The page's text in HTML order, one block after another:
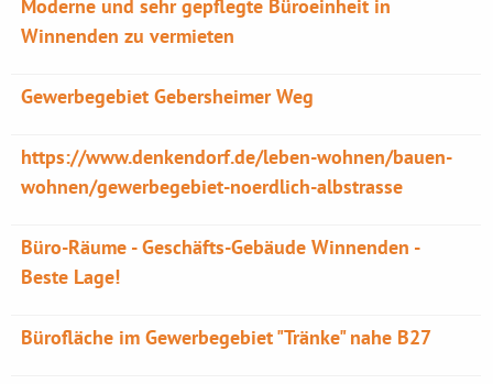
Moderne und sehr gepflegte Büroeinheit in
Winnenden zu vermieten
Gewerbegebiet Gebersheimer Weg
https://www.denkendorf.de/leben-wohnen/bauen-
wohnen/gewerbegebiet-noerdlich-albstrasse
Büro-Räume - Geschäfts-Gebäude Winnenden -
Beste Lage!
Bürofläche im Gewerbegebiet "Tränke" nahe B27